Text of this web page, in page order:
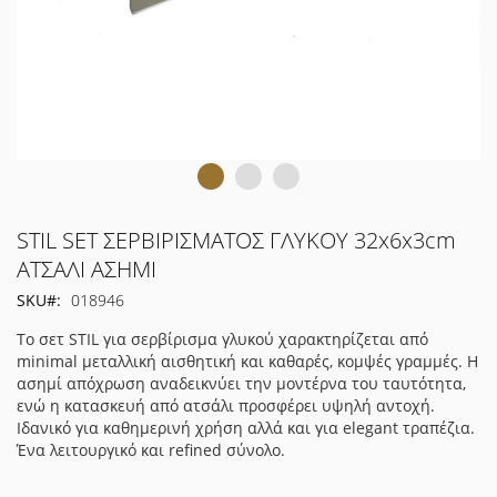
Μετάβαση
στην
αρχή
της
εικόνων
STIL SET ΣΕΡΒΙΡΙΣΜΑΤΟΣ ΓΛΥΚΟΥ 32x6x3cm
ΑΤΣΑΛΙ ΑΣΗΜΙ
SKU
018946
Το σετ STIL για σερβίρισμα γλυκού χαρακτηρίζεται από
minimal μεταλλική αισθητική και καθαρές, κομψές γραμμές. Η
ασημί απόχρωση αναδεικνύει την μοντέρνα του ταυτότητα,
ενώ η κατασκευή από ατσάλι προσφέρει υψηλή αντοχή.
Ιδανικό για καθημερινή χρήση αλλά και για elegant τραπέζια.
Ένα λειτουργικό και refined σύνολο.